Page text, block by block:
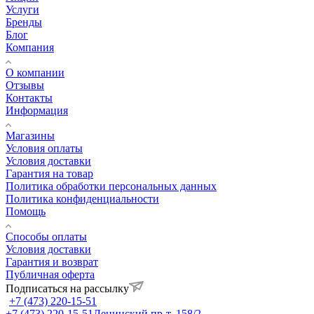
Услуги
Бренды
Блог
Компания
О компании
Отзывы
Контакты
Информация
Магазины
Условия оплаты
Условия доставки
Гарантия на товар
Политика обработки персональных данных
Политика конфиденциальности
Помощь
Способы оплаты
Условия доставки
Гарантия и возврат
Публичная оферта
Подписаться на рассылку
+7 (473) 220-15-51